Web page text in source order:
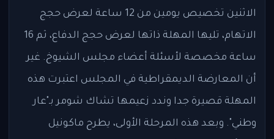
الاثنين تخصيص يومين من 12 ساعة لعرض حجج
الاتهام، تليها المهلة ذاتها لعرض حجج الدفاع، ثم 16
ساعة مخصصة لأسئلة أعضاء مجلس الشيوخ. غير
أن المعارضة الديمقراطية في المجلس اعتبرت هذه
المهلة قصيرة جدا وندد زعيمها تشاك شومر بـ"عار
وطني". وبعد هذه المرحلة الأولى، يطرح ماكونيل